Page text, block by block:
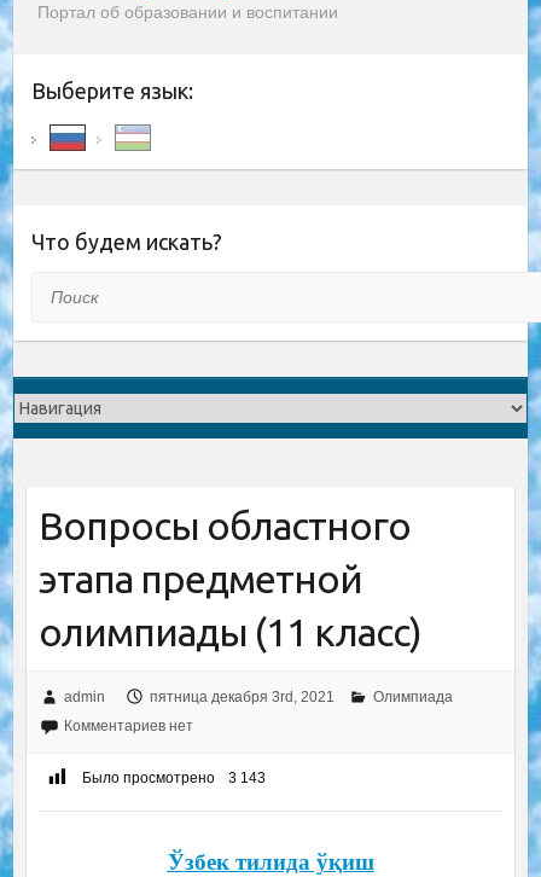
Портал об образовании и воспитании
Выберите язык:
Что будем искать?
Вопросы областного
этапа предметной
олимпиады (11 класс)
admin пятница декабря 3rd, 2021
Олимпиада
Комментариев нет
Было просмотрено 3 143
Ўзбек тилида ўқиш